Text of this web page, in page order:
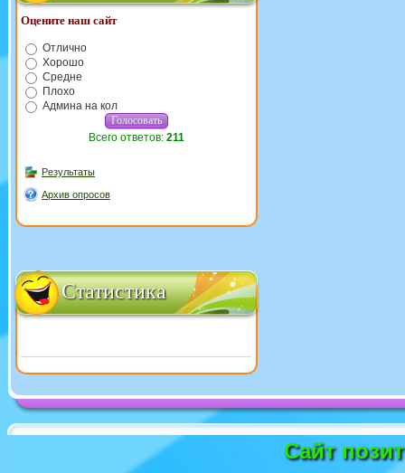
Оцените наш сайт
Отлично
Хорошо
Средне
Плохо
Админа на кол
Всего ответов: 211
Результаты
Архив опросов
Статистика
Сайт